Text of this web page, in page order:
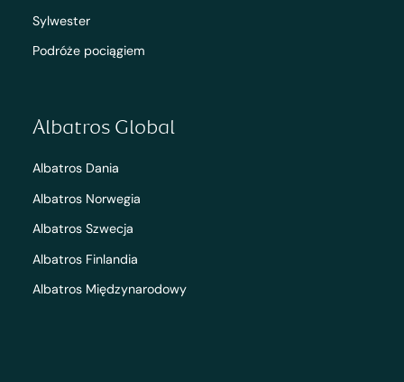
Sylwester
Podróże pociągiem
Albatros Global
Albatros Dania
Albatros Norwegia
Albatros Szwecja
Albatros Finlandia
Albatros Międzynarodowy